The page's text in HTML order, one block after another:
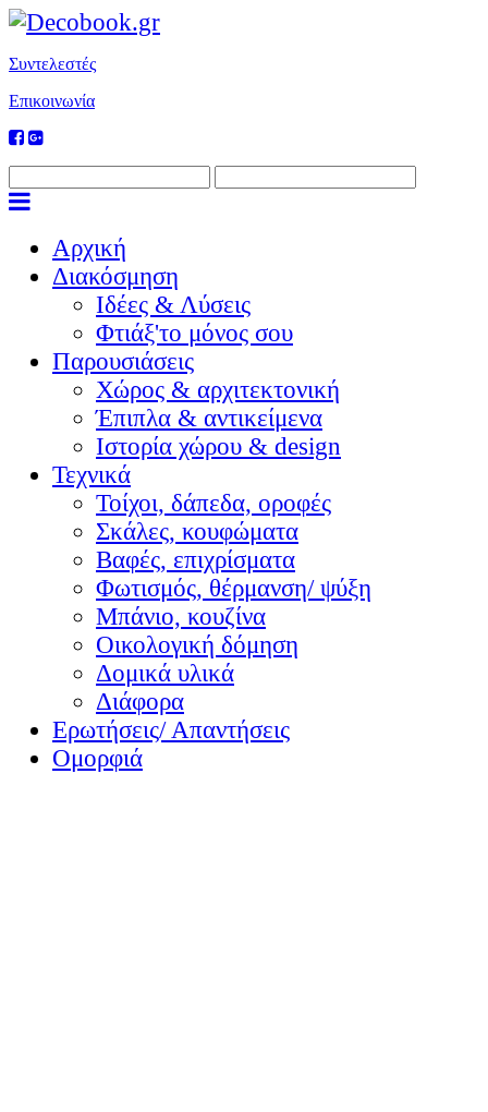
Συντελεστές
Επικοινωνία
Αρχική
Διακόσμηση
Ιδέες & Λύσεις
Φτιάξ'το μόνος σου
Παρουσιάσεις
Χώρος & αρχιτεκτονική
Έπιπλα & αντικείμενα
Ιστορία χώρου & design
Τεχνικά
Τοίχοι, δάπεδα, οροφές
Σκάλες, κουφώματα
Βαφές, επιχρίσματα
Φωτισμός, θέρμανση/ ψύξη
Μπάνιο, κουζίνα
Οικολογική δόμηση
Δομικά υλικά
Διάφορα
Ερωτήσεις/ Απαντήσεις
Ομορφιά